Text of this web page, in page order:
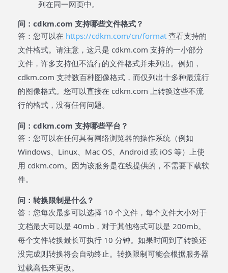
列在同一网页中。
问：cdkm.com 支持哪些文件格式？
答：您可以在 https://cdkm.com/cn/format 查看支持的
文件格式。请注意，这只是 cdkm.com 支持的一小部分
文件，许多支持但不流行的文件格式并未列出。例如，
cdkm.com 支持数百种图像格式，而仅列出十多种最流行
的图像格式。您可以直接在 cdkm.com 上转换这些不流
行的格式，没有任何问题。
问：cdkm.com 支持哪些平台？
答：您可以在任何具有网络浏览器的操作系统（例如
Windows、Linux、Mac OS、Android 或 iOS 等）上使
用 cdkm.com。因为该服务是在线提供的，不需要下载软
件。
问：转换限制是什么？
答：您每次最多可以选择 10 个文件，每个文件大小对于
文档最大可以是 40mb，对于其他格式可以是 200mb。
每个文件转换最长可执行 10 分钟。如果时间到了转换还
没完成则转换将会自动终止。转换限制可能会根据服务器
过载高低来更改。